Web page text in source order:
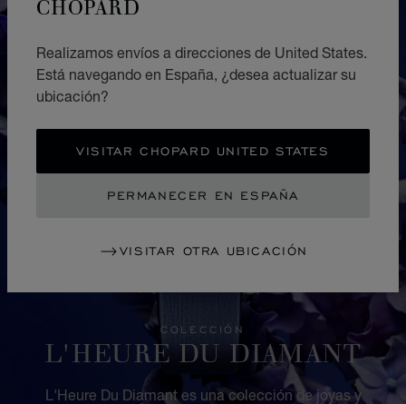
Realizamos envíos a direcciones de United States.
Está navegando en España, ¿desea actualizar su
ubicación?
VISITAR CHOPARD UNITED STATES
PERMANECER EN ESPAÑA
VISITAR OTRA UBICACIÓN
COLECCIÓN
L'HEURE DU DIAMANT
L'Heure Du Diamant es una colección de joyas y